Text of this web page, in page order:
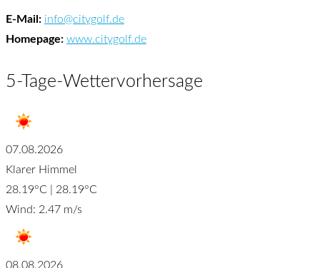
E-Mail: info@citygolf.de
Homepage: www.citygolf.de
5-Tage-Wettervorhersage
07.08.2026
Klarer Himmel
28.19°C | 28.19°C
Wind: 2.47 m/s
08.08.2026